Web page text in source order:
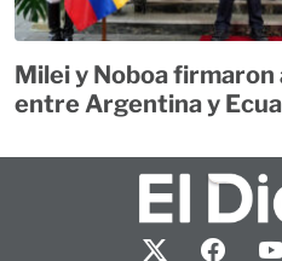
Milei y Noboa
entre Argentina y